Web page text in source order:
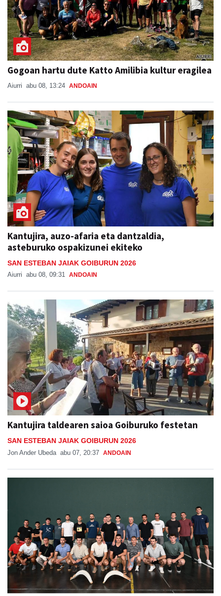
Gogoan hartu dute Katto Amilibia kultur eragilea
Aiurri abu 08, 13:24 ANDOAIN
Kantujira, auzo-afaria eta dantzaldia,
asteburuko ospakizunei ekiteko
SAN ESTEBAN JAIAK GOIBURUN 2026
Aiurri abu 08, 09:31 ANDOAIN
Kantujira taldearen saioa Goiburuko festetan
SAN ESTEBAN JAIAK GOIBURUN 2026
Jon Ander Ubeda abu 07, 20:37 ANDOAIN